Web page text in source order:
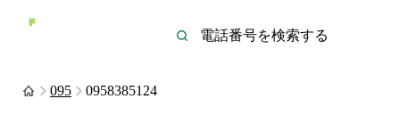
095 0958385124